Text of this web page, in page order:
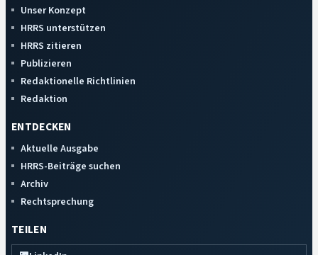
Unser Konzept
HRRS unterstützen
HRRS zitieren
Publizieren
Redaktionelle Richtlinien
Redaktion
ENTDECKEN
Aktuelle Ausgabe
HRRS-Beiträge suchen
Archiv
Rechtsprechung
TEILEN